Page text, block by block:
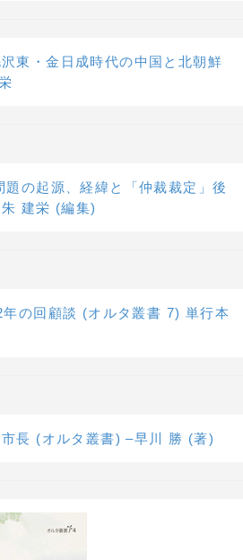
東・金日成時代の中国と北朝鮮
の起源、経緯と「仲裁裁定」後
建栄 (編集)
の回顧談 (オルタ叢書 7) 単行本
長 (オルタ叢書) –早川 勝 (著)